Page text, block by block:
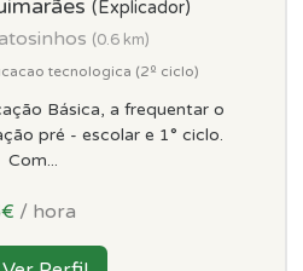
(Explicador)
(0.6 km)
tecnologica (2º ciclo)
Básica, a frequentar o
pré - escolar e 1° ciclo.
Com...
/ hora